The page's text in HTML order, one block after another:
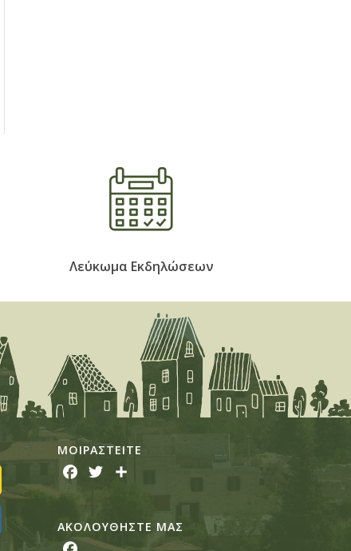
Λεύκωμα Εκδηλώσεων
ΜΟΙΡΑΣTEITE
FacebookTwitter
ΑΚΟΛΟΥΘΗΣΤΕ ΜΑΣ